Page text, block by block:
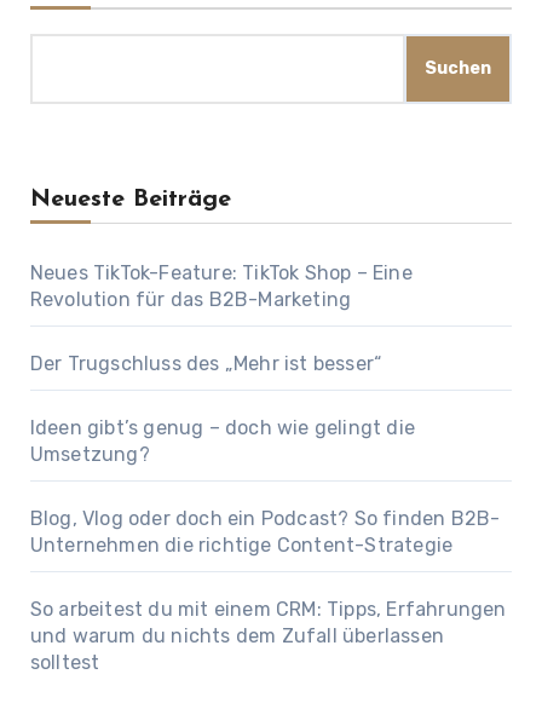
Suchen
Neueste Beiträge
Neues TikTok-Feature: TikTok Shop – Eine
Revolution für das B2B-Marketing
Der Trugschluss des „Mehr ist besser“
Ideen gibt’s genug – doch wie gelingt die
Umsetzung?
Blog, Vlog oder doch ein Podcast? So finden B2B-
Unternehmen die richtige Content-Strategie
So arbeitest du mit einem CRM: Tipps, Erfahrungen
und warum du nichts dem Zufall überlassen
solltest